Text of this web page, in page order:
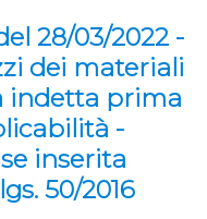
28/03/2022 -
dei materiali
indetta prima
-
inserita
50/2016